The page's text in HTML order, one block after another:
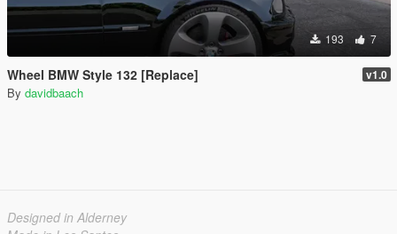
193 7
Wheel BMW Style 132 [Replace] v1.0
By davidbaach
Designed in Alderney